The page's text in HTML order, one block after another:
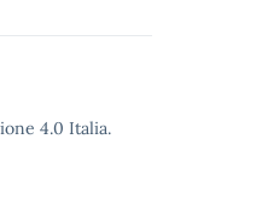
4.0 Italia.